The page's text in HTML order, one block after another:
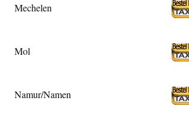
Mechelen
Mol
Namur/Namen